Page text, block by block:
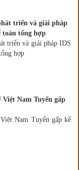
triển và giải pháp
toán tổng hợp
triển và giải pháp IDS
hợp
Nam Tuyển gấp
Nam Tuyển gấp kế